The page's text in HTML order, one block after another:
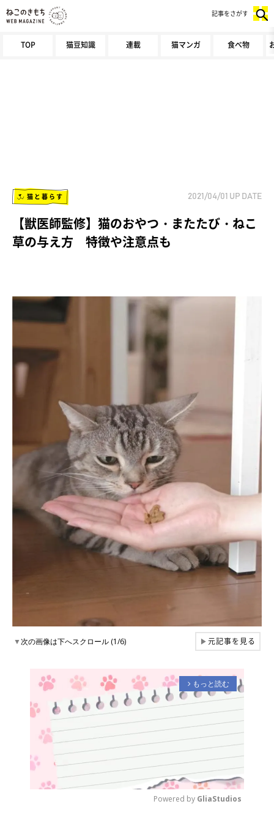
TOP 猫豆知識 連載 猫マンガ 食べ物
記事をさがす
猫と暮らす 2021/04/01 UP DATE
【獣医師監修】猫のおやつ・またたび・ねこ
草の与え方 特徴や注意点も
▼次の画像は下へスクロール (1/6) ▶元記事を見る
arrow_forward_ios もっと読む
Powered by GliaStudios